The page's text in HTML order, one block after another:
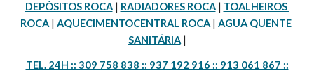
DEPÓSITOS ROCA | RADIADORES ROCA | TOALHEIROS
ROCA | AQUECIMENTOCENTRAL ROCA | AGUA QUENTE
SANITÁRIA |
TEL. 24H :: 309 758 838 :: 937 192 916 :: 913 061 867 ::